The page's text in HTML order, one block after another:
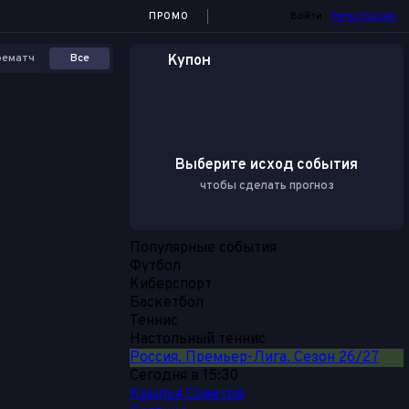
ПРОМО Войти Регистрация
Все Купон
Выберите исход события
чтобы сделать прогноз
Популярные события
Футбол
Киберспорт
Баскетбол
Теннис
Настольный теннис
Россия. Премьер-Лига. Сезон 26/27
Сегодня в 15:30
Крылья Советов